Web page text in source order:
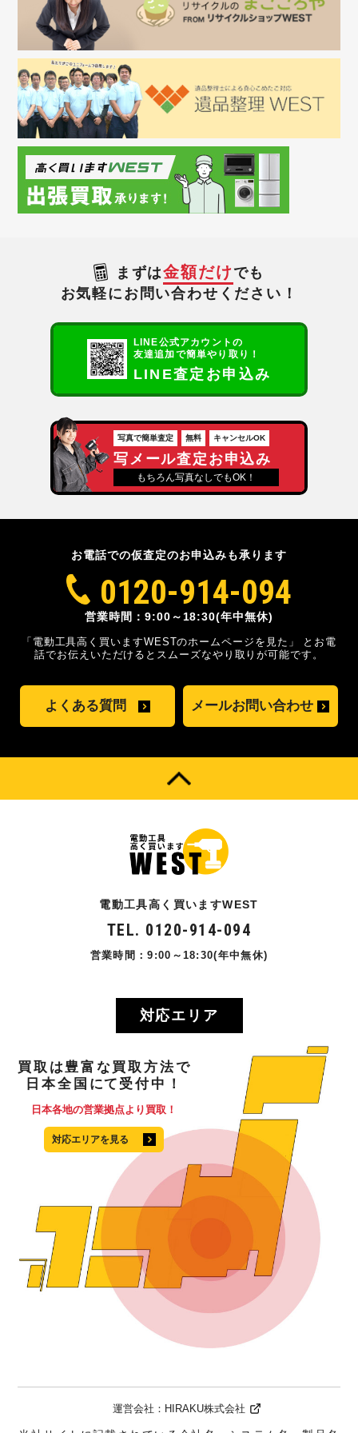
まずは金額だけ でも
お気軽にお問い合わせください！
LINE公式アカウントの
友達追加で簡単やり取り！
LINE査定お申込み
写真で簡単査定 無料 キャンセルOK
写メール査定お申込み
もちろん写真なしでもOK！
お電話での仮査定のお申込みも承ります
0120-914-094
営業時間：9:00～18:30(年中無休)
「電動工具高く買いますWESTのホームページを見た」
とお電
話でお伝えいただけるとスムーズなやり取りが可能です。
よくある質問 メールお問い合わせ
電動工具高く買いますWEST
TEL. 0120-914-094
営業時間：9:00～18:30(年中無休)
対応エリア
買取 は 豊富な買取方法で
日本全国 にて 受付中！
日本各地の営業拠点より買取！
対応エリアを見る
運営会社： HIRAKU株式会社